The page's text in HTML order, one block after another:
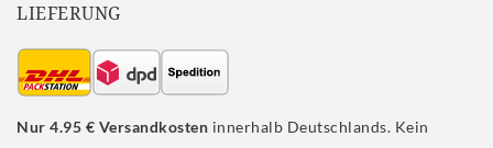
LIEFERUNG
Nur 4.95 € Versandkosten innerhalb Deutschlands. Kein